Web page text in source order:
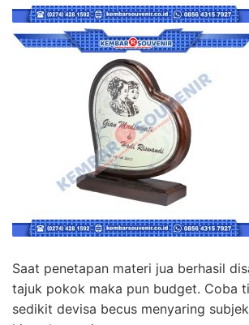
Saat penetapan materi jua berhasil
tajuk pokok maka pun budget. Coba
sedikit devisa becus menyaring